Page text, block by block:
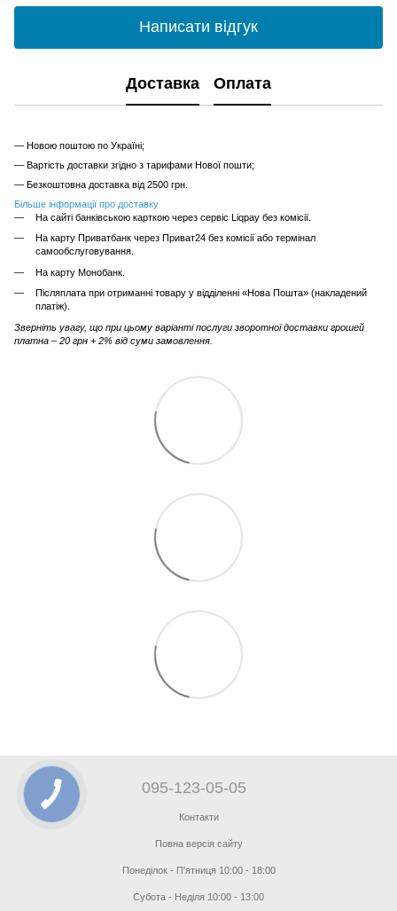
Написати відгук
Доставка Оплата
— Новою поштою по Україні;
— Вартість доставки згідно з тарифами Нової пошти;
— Безкоштовна доставка від 2500 грн.
Більше інформації про доставку
На сайті банківською карткою через сервіс Liqpay без комісії.
На карту Приватбанк через Приват24 без комісії або термінал
самообслуговування.
На карту Монобанк.
Післяплата при отриманні товару у відділенні «Нова Пошта» (накладений
платіж).
Зверніть увагу, що при цьому варіанті послуги зворотної доставки грошей
платна – 20 грн + 2% від суми замовлення.
095-123-05-05
Контакти
Повна версія сайту
Понеділок - П'ятниця 10:00 - 18:00
Субота - Неділя 10:00 - 13:00